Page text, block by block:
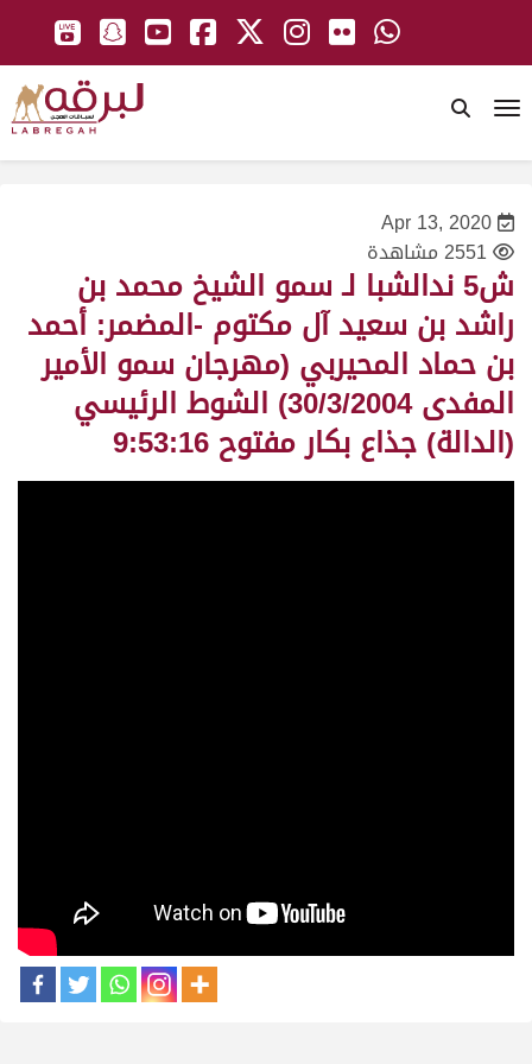
Apr 13, 2020
2551 مشاهدة
ش5 ندالشبا لـ سمو الشيخ محمد بن
راشد بن سعيد آل مكتوم -المضمر: أحمد
بن حماد المحيربي (مهرجان سمو الأمير
المفدى 30/3/2004) الشوط الرئيسي
(الدالة) جذاع بكار مفتوح 9:53:16